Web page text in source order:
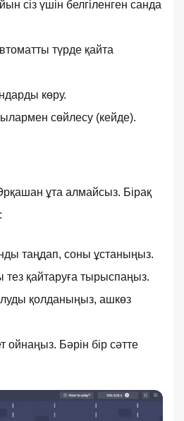
сіз үшін белгіленген санда
түрде қайта
көру.
сөйлесу (кейде).
ұта алмайсыз. Бірақ
таңдап, соны ұстаныңыз.
қайтаруға тырыспаңыз.
қолданыңыз, ашкөз
ойнаңыз. Бәрін бір сәтте